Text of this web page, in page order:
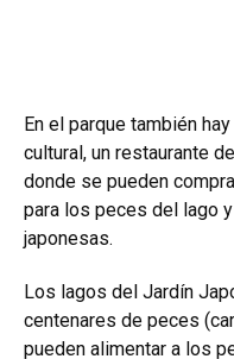
En el parque también
cultural, un restaurante
donde se pueden
para los peces del lago
japonesas.
Los lagos del Jardín
centenares de peces
pueden alimentar a los